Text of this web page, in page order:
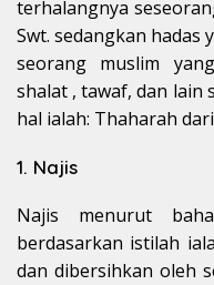
terhalangnya
Swt. sedangkan hadas
seorang muslim
shalat , tawaf, dan lain
hal ialah: Thaharah
1. Najis
Najis menurut
berdasarkan istilah
dan dibersihkan oleh